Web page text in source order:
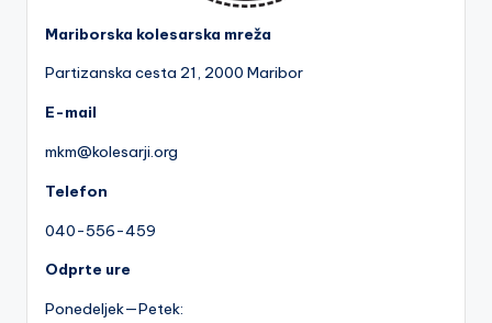
Mariborska kolesarska mreža
Partizanska cesta 21, 2000 Maribor
E-mail
mkm@kolesarji.org
Telefon
040-556-459
Odprte ure
Ponedeljek—Petek: